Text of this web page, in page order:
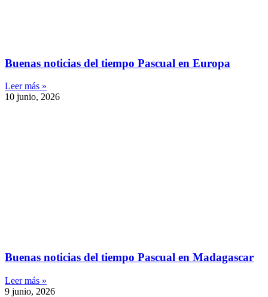
Buenas noticias del tiempo Pascual en Europa
Leer más »
10 junio, 2026
Buenas noticias del tiempo Pascual en Madagascar
Leer más »
9 junio, 2026